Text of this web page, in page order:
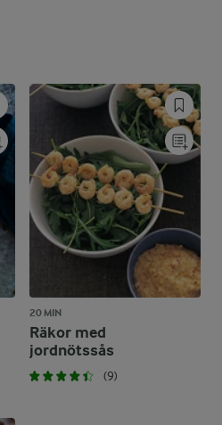
20 MIN
Räkor med
jordnötssås
(9)